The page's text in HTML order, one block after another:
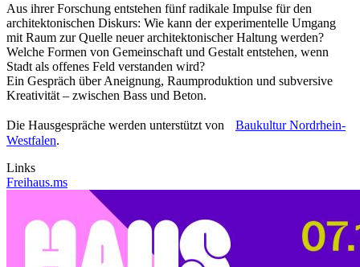
Aus ihrer Forschung entstehen fünf radikale Impulse für den
architektonischen Diskurs: Wie kann der experimentelle Umgang
mit Raum zur Quelle neuer architektonischer Haltung werden?
Welche Formen von Gemeinschaft und Gestalt entstehen, wenn
Stadt als offenes Feld verstanden wird?
Ein Gespräch über Aneignung, Raumproduktion und subversive
Kreativität – zwischen Bass und Beton.
Die Hausgespräche werden unterstützt von Baukultur Nordrhein-
Westfalen.
Links
Freihaus.ms